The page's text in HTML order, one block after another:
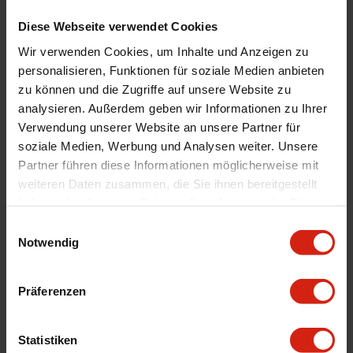
Diese Webseite verwendet Cookies
Wir verwenden Cookies, um Inhalte und Anzeigen zu
personalisieren, Funktionen für soziale Medien anbieten
zu können und die Zugriffe auf unsere Website zu
analysieren. Außerdem geben wir Informationen zu Ihrer
Verwendung unserer Website an unsere Partner für
soziale Medien, Werbung und Analysen weiter. Unsere
Partner führen diese Informationen möglicherweise mit
weiteren Daten zusammen, die Sie ihnen bereitgestellt
Notwendig
Präferenzen
Statistiken
Material
Leder
Product Line
Monte Carlo
Universal
Ja
Lochkreis
Durchmesser
350 mm
Tiefe
20 mm
Details